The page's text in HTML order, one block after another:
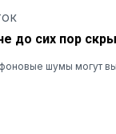
до сих пор
шумы могут